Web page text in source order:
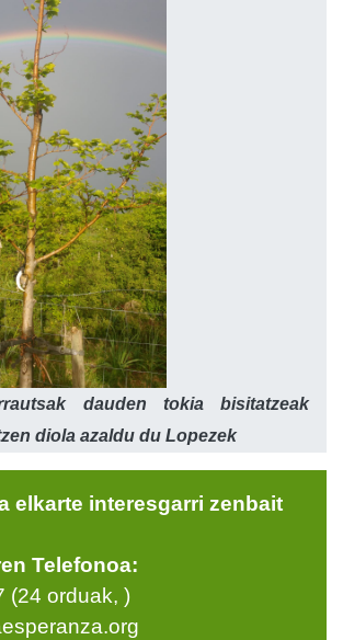
dauden tokia bisitatzeak
diola azaldu du Lopezek
elkarte interesgarri zenbait
Telefonoa:
(24 orduak, )